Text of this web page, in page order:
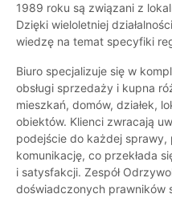
1989 roku są związani z
Dzięki wieloletniej
wiedzę na temat specyfiki
Biuro specjalizuje się w
obsługi sprzedaży i kupna
mieszkań, domów, działek,
obiektów. Klienci zwracają
podejście do każdej sprawy,
komunikację, co przekłada
i satysfakcji. Zespół
doświadczonych prawników